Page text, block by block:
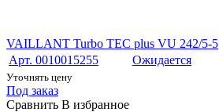
VAILLANT Turbo TEC plus VU 242/5-5
Арт. 0010015255
Ожидается
Уточнять цену
Под заказ
Сравнить В избранное